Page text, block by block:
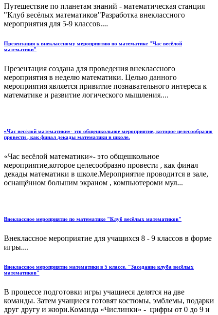
Путешествие по планетам знаний - математическая станция
"Клуб весёлых математиков"Разработка внеклассного
мероприятия для 5-9 классов....
Презентация к внеклассному мероприятию по математике "Час весёлой
математики"
Презентация создана для проведения внеклассного
мероприятия в неделю математики. Целью данного
мероприятия является привитие познавательного интереса к
математике и развитие логического мышления....
«Час весёлой математики»- это общешкольное мероприятие, которое целесообразно
провести , как финал декады математики в школе.
«Час весёлой математики»- это общешкольное
мероприятие,которое целесообразно провести , как финал
декады математики в школе.Мероприятие проводится в зале,
оснащённом большим экраном , компьютероми мул...
Внеклассное мероприятие по математике "Клуб весёлых математиков"
Внеклассное мероприятие для учащихся 8 - 9 классов в форме
игры....
Внеклассное мероприятие математики в 5 классе. "Заседание клуба весёлых
математиков"
В процессе подготовки игры учащиеся делятся на две
команды. Затем учащиеся готовят костюмы, эмблемы, подарки
друг другу и жюри.Команда «Числинки» - цифры от 0 до 9 и